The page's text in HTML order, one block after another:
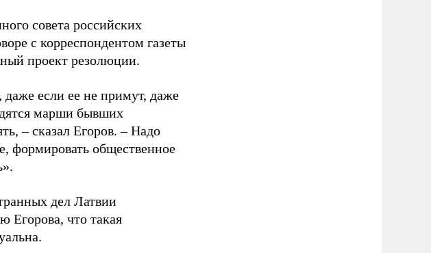
совета российских
с корреспондентом газеты
проект резолюции.
даже если ее не примут, даже
марши бывших
–сказал Егоров.–Надо
формировать общественное
дел Латвии
Егорова, что такая